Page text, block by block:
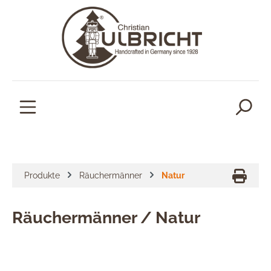
Produkte Räuchermänner Natur
Räuchermänner / Natur